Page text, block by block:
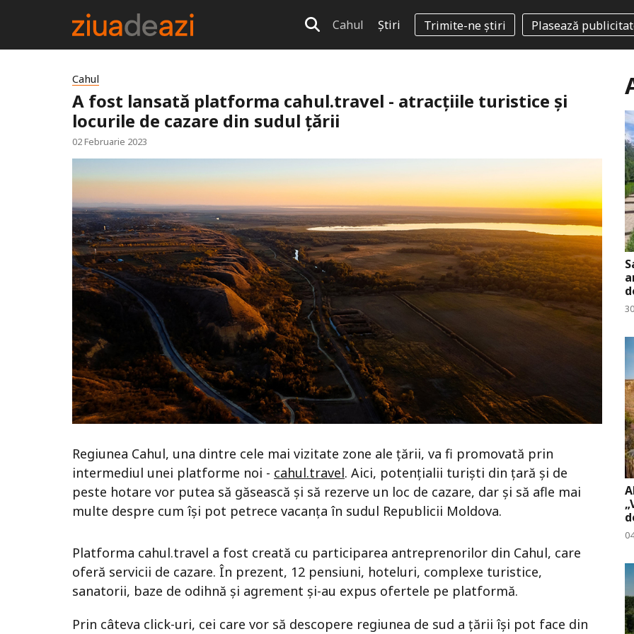
Cahul Știri Trimite-ne știri Plasează
Cahul
A fost lansată platforma cahul.travel - atracțiile turistice și
locurile de cazare din sudul țării
02 Februarie 2023
Regiunea Cahul, una dintre cele mai vizitate zone ale țării, va fi promovată prin
intermediul unei platforme noi - cahul.travel. Aici, potențialii turiști din țară și de
peste hotare vor putea să găsească și să rezerve un loc de cazare, dar și să afle mai
multe despre cum își pot petrece vacanța în sudul Republicii Moldova.
Platforma cahul.travel a fost creată cu participarea antreprenorilor din Cahul, care
oferă servicii de cazare. În prezent, 12 pensiuni, hoteluri, complexe turistice,
sanatorii, baze de odihnă și agrement și-au expus ofertele pe platformă.
Prin câteva click-uri, cei care vor să descopere regiunea de sud a țării își pot face din